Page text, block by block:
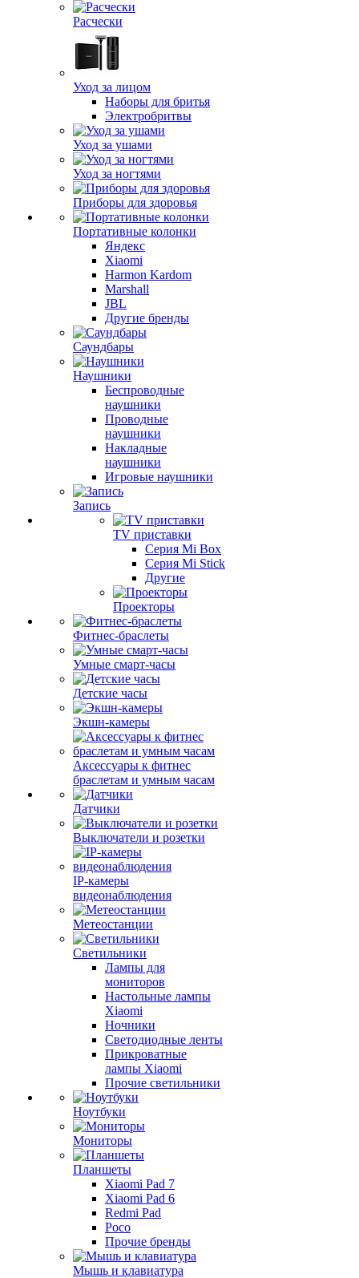
Расчески
Уход за лицом
Наборы для бритья
Электробритвы
Уход за ушами
Уход за ногтями
Приборы для здоровья
Портативные колонки
Яндекс
Xiaomi
Harmon Kardom
Marshall
JBL
Другие бренды
Саундбары
Наушники
Беспроводные
наушники
Проводные
наушники
Накладные
наушники
Игровые наушники
Запись
TV приставки
Серия Mi Box
Серия Mi Stick
Другие
Проекторы
Фитнес-браслеты
Умные смарт-часы
Детские часы
Экшн-камеры
Аксессуары к фитнес
браслетам и умным часам
Датчики
Выключатели и розетки
IP-камеры
видеонаблюдения
Метеостанции
Светильники
Лампы для
мониторов
Настольные лампы
Xiaomi
Ночники
Светодиодные ленты
Прикроватные
лампы Xiaomi
Прочие светильники
Ноутбуки
Мониторы
Планшеты
Xiaomi Pad 7
Xiaomi Pad 6
Redmi Pad
Poco
Прочие бренды
Мышь и клавиатура